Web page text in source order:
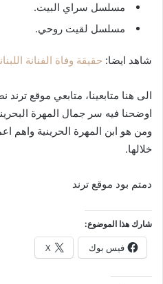
مسلسل سراي البيت.
مسلسل لقيت روحي.
شاهد ايضا: حقيقة وفاة الفنانة
الى هنا متابعينا، متابعي موقع ترند
اوضحنا فيه سر جمال المهرة
ومن هو ابن المهرة الحرينية واهم
خلالها.
دمتم بود موقع ترند
شارك هذا الموضوع:
فيس بوك X